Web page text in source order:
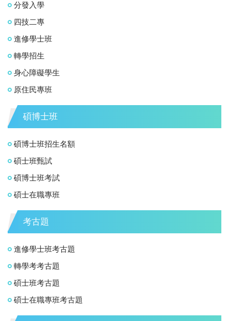
分發入學
四技二專
進修學士班
轉學招生
身心障礙學生
原住民專班
碩博士班
碩博士班招生名額
碩士班甄試
碩博士班考試
碩士在職專班
考古題
進修學士班考古題
轉學考考古題
碩士班考古題
碩士在職專班考古題